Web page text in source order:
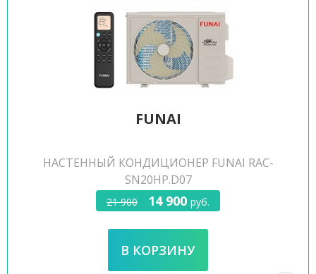
FUNAI
НАСТЕННЫЙ КОНДИЦИОНЕР FUNAI RAC-
SN20HP.D07
21 900 14 900 руб.